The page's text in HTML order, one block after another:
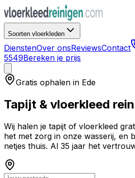
Soorten vloerkleden
DienstenOver onsReviewsContact
5549Bereken je prijs
Gratis ophalen in Ede
Tapijt & vloerkleed
Wij halen je tapijt of vloerkleed
het met zorg in onze wasserij, en
netjes thuis. Al 35 jaar het